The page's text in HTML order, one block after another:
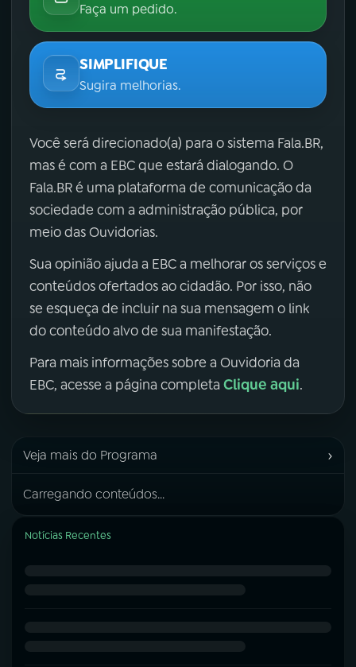
Faça um pedido.
SIMPLIFIQUE
Sugira melhorias.
Você será direcionado(a) para o sistema Fala.BR,
mas é com a EBC que estará dialogando. O
Fala.BR é uma plataforma de comunicação da
sociedade com a administração pública, por
meio das Ouvidorias.
Sua opinião ajuda a EBC a melhorar os serviços e
conteúdos ofertados ao cidadão. Por isso, não
se esqueça de incluir na sua mensagem o link
do conteúdo alvo de sua manifestação.
Para mais informações sobre a Ouvidoria da
EBC, acesse a página completa Clique aqui.
Veja mais do Programa ›
Carregando conteúdos...
Notícias Recentes